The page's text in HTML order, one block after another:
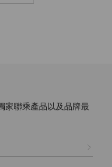
家聯乘產品以及品牌最